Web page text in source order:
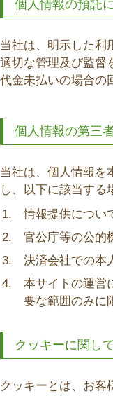
個人情報の預託
当社は、明示した利
適切な管理及び監督
代金未払いの場合の
個人情報の第三
当社は、個人情報を
し、以下に該当する
情報提供につい
官公庁等の公的
決済会社での本
本サイトの運営
要な範囲のみに
クッキーに関して
クッキーとは、お客